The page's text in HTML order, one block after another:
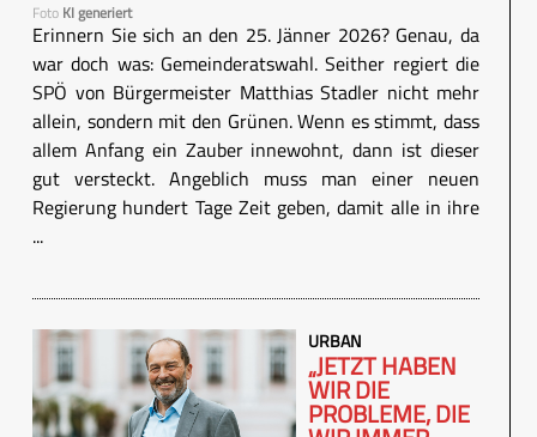
Foto KI generiert
Erinnern Sie sich an den 25. Jänner 2026? Genau, da
war doch was: Gemeinderatswahl. Seither regiert die
SPÖ von Bürgermeister Matthias Stadler nicht mehr
allein, sondern mit den Grünen. Wenn es stimmt, dass
allem Anfang ein Zauber innewohnt, dann ist dieser
gut versteckt. Angeblich muss man einer neuen
Regierung hundert Tage Zeit geben, damit alle in ihre
...
URBAN
„JETZT HABEN
WIR DIE
PROBLEME, DIE